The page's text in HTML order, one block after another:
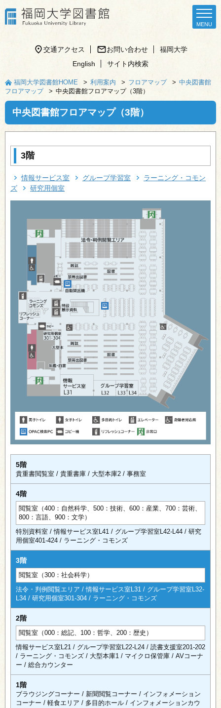
交通アクセス お問い合わせ
福岡大学
English
サイト内検索
福岡大学図書館HOME 利用案内 フロアマップ
中央図書館
フロアマップ
中央図書館フロアマップ（3階）
中央図書館フロアマップ（3階）
3階
情報サービス室 グループ学習室
ラーニング・コモン
ズ
研究用個室
5階
貴重書閲覧室 / 貴重書庫 / 大型本庫2 / 事務室
4階
閲覧室（400：自然科学、500：技術、600：産業、700：芸術、
800：言語、900：文学）
特別資料室 / 情報サービス室L41 / グループ学習室L42-L44 / 研究
用個室401-424 / ラーニング・コモンズ
3階
閲覧室（300：社会科学）
法令・判例閲覧エリア / 情報サービス室L31 / グループ学習室L32-
L34 / 研究用個室301-304 / ラーニング・コモンズ
2階
閲覧室（000：総記、100：哲学、200：歴史）
情報サービス室L21 / グループ学習室L22-L24 / 読書支援室201-202
/ ラーニング・コモンズ / 大型本庫1 / マイクロ保管庫 / AVコーナ
ー / 総合カウンター
1階
ブラウジングコーナー / 新聞閲覧コーナー / インフォメーション
コーナー / 軽食エリア / 多目的ホール / インフォメーションカウ